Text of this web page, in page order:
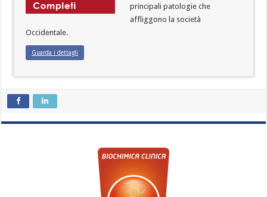
principali patologie che
affliggono la società
Occidentale.
Guarda i dettagli